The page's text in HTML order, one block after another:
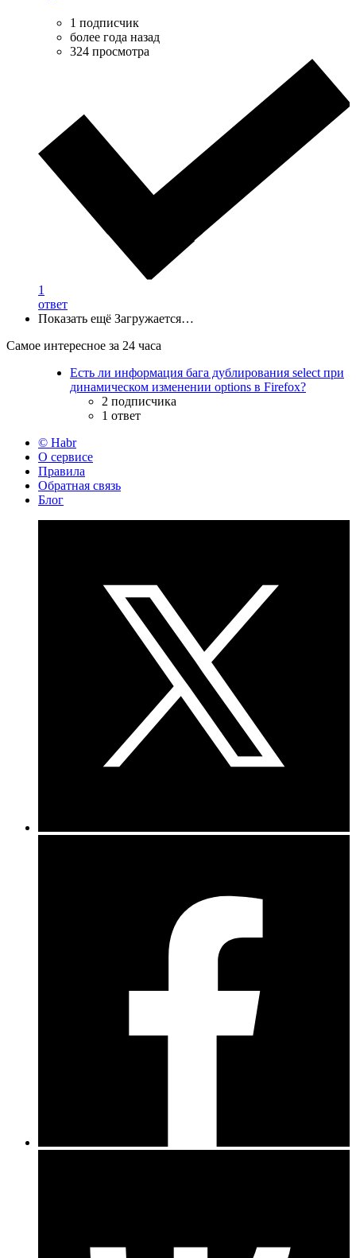
1 подписчик
более года назад
324 просмотра
1
ответ
Показать ещё Загружается…
Самое интересное за 24 часа
Есть ли информация бага дублирования select при
динамическом изменении options в Firefox?
2 подписчика
1 ответ
© Habr
О сервисе
Правила
Обратная связь
Блог